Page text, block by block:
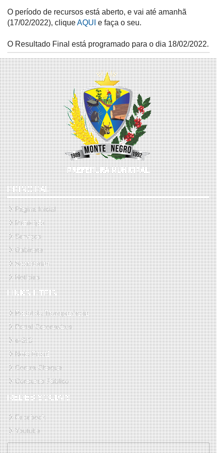
O período de recursos está aberto, e vai até amanhã
(17/02/2022), cliqueAQUI e faça o seu.
O Resultado Final está programado para o dia 18/02/2022.
PRINCIPAL
Página Inicial
Município
Serviços
Gabinete
Secretarias
Notícias
LINKS ÚTEIS
Portal da Transparência
Portal Coronavirus
e-SIC
Nota Fiscal
Contra Cheque
Concurso Público
REDES SOCIAIS
Facebook
Youtube